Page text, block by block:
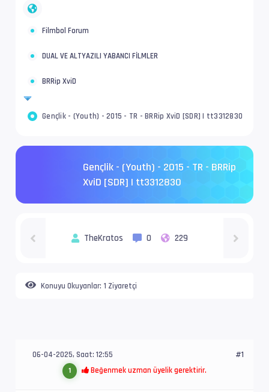
Filmbol Forum
DUAL VE ALTYAZILI YABANCI FİLMLER
BRRip XviD
Gençlik - (Youth) - 2015 - TR - BRRip XviD [SDR] | tt3312830
Gençlik - (Youth) - 2015 - TR - BRRip
XviD [SDR] | tt3312830
TheKratos 0 229
Konuyu Okuyanlar: 1 Ziyaretçi
06-04-2025, Saat: 12:55
1 Beğenmek uzman üyelik gerektirir.
#1